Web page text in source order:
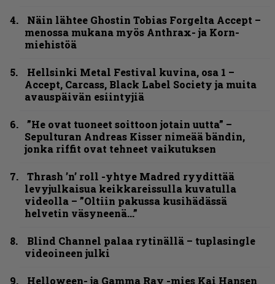
Näin lähtee Ghostin Tobias Forgelta Accept –
menossa mukana myös Anthrax- ja Korn-
miehistöä
Hellsinki Metal Festival kuvina, osa 1 –
Accept, Carcass, Black Label Society ja muita
avauspäivän esiintyjiä
”He ovat tuoneet soittoon jotain uutta” –
Sepulturan Andreas Kisser nimeää bändin,
jonka riffit ovat tehneet vaikutuksen
Thrash ’n’ roll -yhtye Madred ryydittää
levyjulkaisua keikkareissulla kuvatulla
videolla – ”Oltiin pakussa kusihädässä
helvetin väsyneenä…”
Blind Channel palaa rytinällä – tuplasingle
videoineen julki
Helloween- ja Gamma Ray -mies Kai Hansen